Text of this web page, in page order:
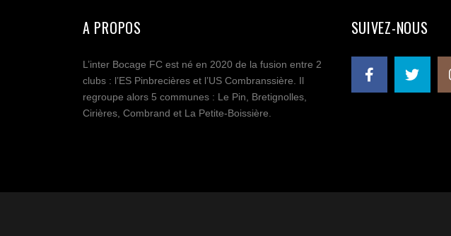
A PROPOS
L’inter Bocage FC est né en 2020 de la fusion entre 2
clubs : l’ES Pinbrecières et l’US Combranssière. Il
regroupe alors 5 communes : Le Pin, Bretignolles,
Cirières, Combrand et La Petite-Boissière.
SUIVEZ-NOUS